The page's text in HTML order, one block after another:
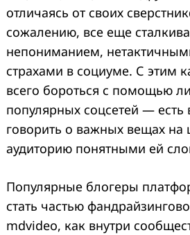
отличаясь от своих
сожалению, все еще
непониманием,
страхами в социуме. С этим
всего бороться с помощью
популярных соцсетей — есть
говорить о важных вещах
аудиторию понятными ей
Популярные блогеры
стать частью
mdvideo, как внутри